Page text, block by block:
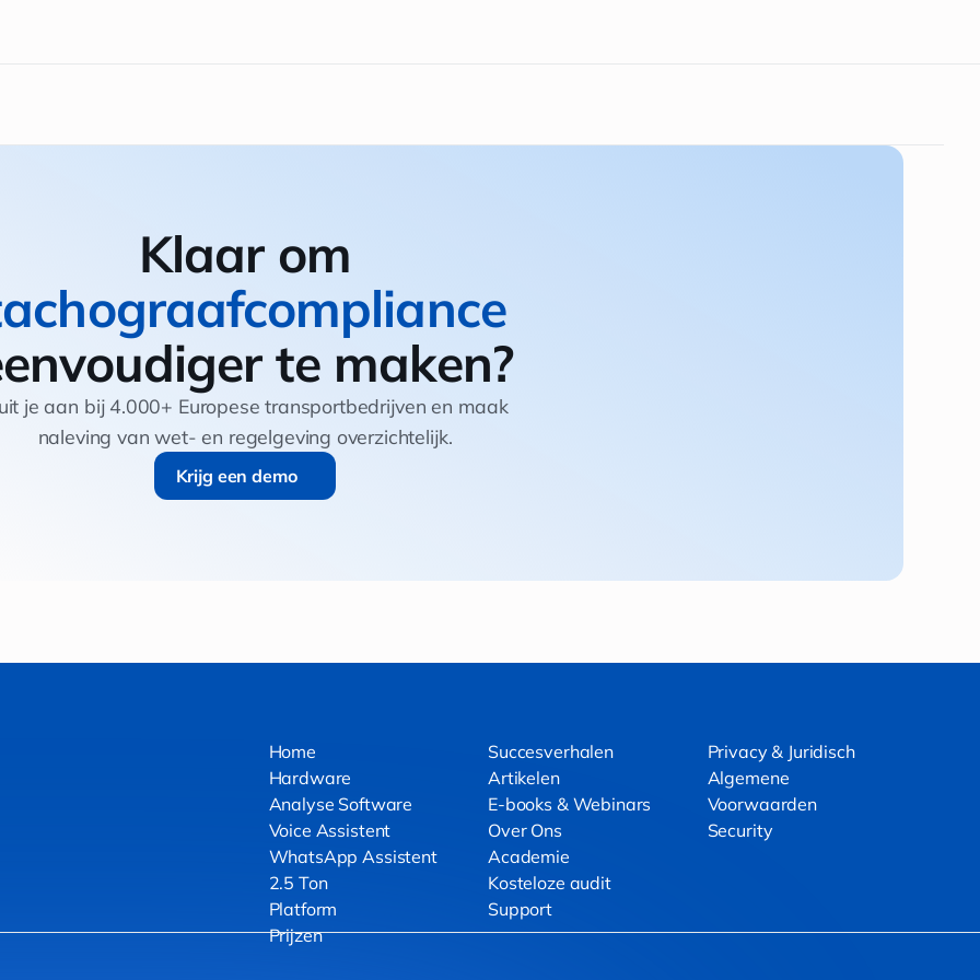
Klaar om
te maken?
je aan bij 4.000+ Europese transportbedrijven en maak
naleving van wet- en regelgeving overzichtelijk.
Krijg een demo
Krijg een demo
Home
Hardware
Analyse Software
Voice Assistent
WhatsApp Assistent
2.5 Ton
Platform
Prijzen
Succesverhalen
Artikelen
E-books & Webinars
Over Ons
Academie
Kosteloze audit
Support
Privacy & Juridisch
Algemene
Voorwaarden
Security